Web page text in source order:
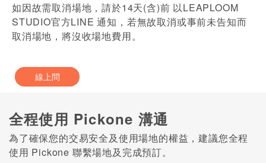
如因故需取消場地，請於14天(含)前 以LEAPLOOM
STUDIO官方LINE 通知，若無故取消或事前未告知而
取消場地，將沒收場地費用。
線上問
全程使用 Pickone 溝通
為了確保您的交易安全及使用場地的權益，建議您全程
使用 Pickone 聯繫場地及完成預訂。